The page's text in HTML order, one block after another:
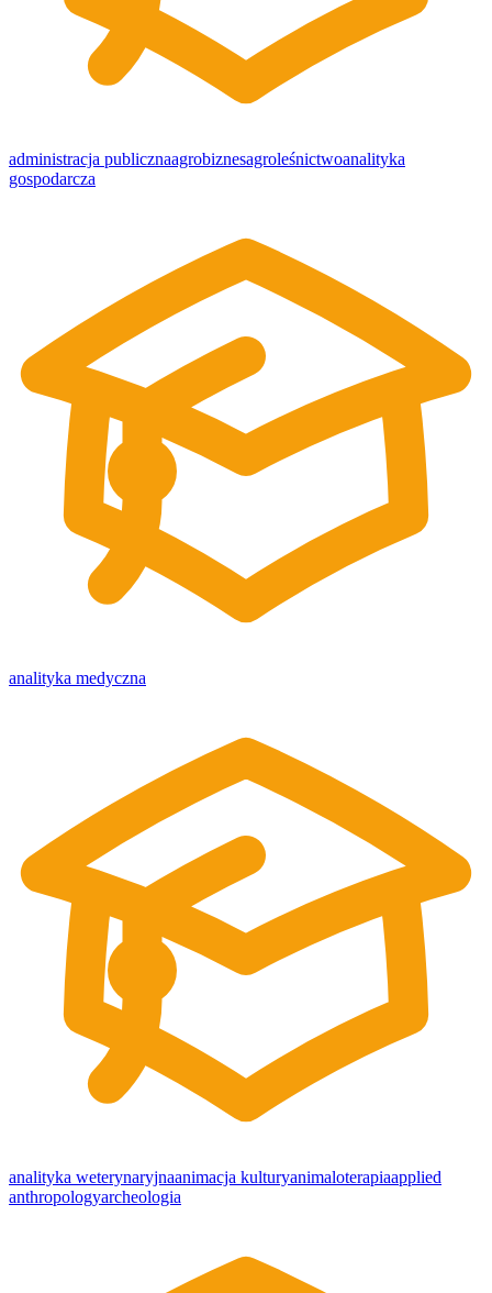
administracja publicznaagrobiznesagroleśnictwoanalityka
gospodarcza
analityka medyczna
analityka weterynaryjnaanimacja kulturyanimaloterapiaapplied
anthropologyarcheologia